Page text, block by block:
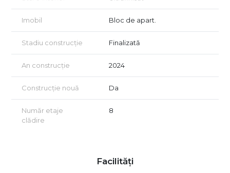
Imobil Bloc de apart.
Stadiu construcție Finalizată
An construcție 2024
Construcție nouă Da
Număr etaje
clădire
8
Facilități